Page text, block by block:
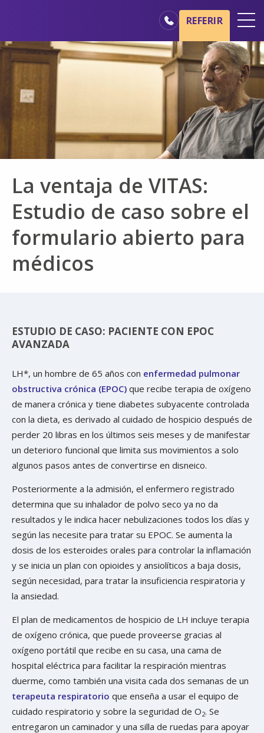
Oficinas
Básicos del cuidado de hospicio
Nuestros servicios
Profesionales médicos
Familiares y cuidadores
REFERIR
La ventaja de VITAS:
Estudio de caso sobre el
formulario abierto para
médicos
ESTUDIO DE CASO: PACIENTE CON EPOC
AVANZADA
LH*, un hombre de 65 años con enfermedad pulmonar
obstructiva crónica (EPOC) que recibe terapia de oxígeno
de manera crónica y tiene diabetes subyacente controlada
con la dieta, es derivado al cuidado de hospicio después de
perder 20 libras en los últimos seis meses y de manifestar
un deterioro funcional que limita sus movimientos a solo
algunos pasos antes de convertirse en disneico.
Posteriormente a la admisión, el enfermero registrado
determina que su inhalador de polvo seco ya no da
resultados y le indica hacer nebulizaciones todos los días y
según las necesite para tratar su EPOC. Se aumenta la
dosis de los esteroides orales para controlar la inflamación
y se inicia un plan con opioides y ansiolíticos a baja dosis,
según necesidad, para tratar la insuficiencia respiratoria y
la ansiedad.
El plan de medicamentos de hospicio de LH incluye terapia
de oxígeno crónica, que puede proveerse gracias al
oxígeno portátil que recibe en su casa, una cama de
hospital eléctrica para facilitar la respiración mientras
duerme, como también una visita cada dos semanas de un
terapeuta respiratorio que enseña a usar el equipo de
cuidado respiratorio y sobre la seguridad de O2. Se
entregaron un caminador y una silla de ruedas para apoyar